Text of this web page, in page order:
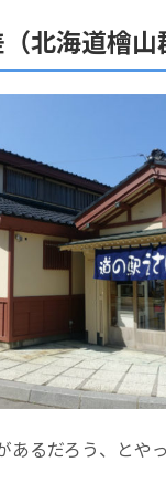
北海道檜山
あるだろう、とや